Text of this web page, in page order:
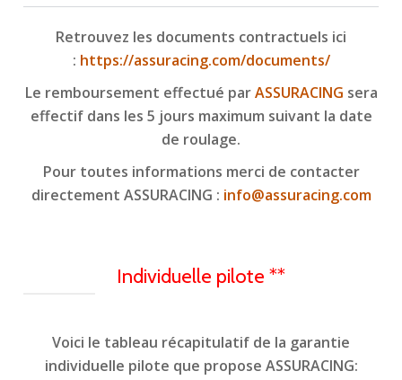
Retrouvez les documents contractuels ici
: https://assuracing.com/documents/
Le remboursement effectué parASSURACING sera
effectif dans les 5 jours maximum suivant la date
de roulage.
Pour toutes informations merci de contacter
directement ASSURACING : info@assuracing.com
Individuelle pilote **
Voici le tableau récapitulatif de la garantie
individuelle pilote que propose ASSURACING: